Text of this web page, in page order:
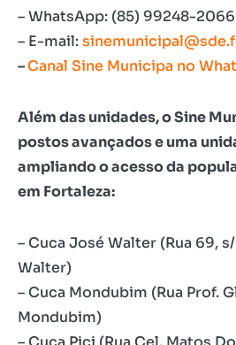
– WhatsApp: (85) 99248-2066
– E-mail:
–Canal Sine Municipa no
Além das unidades, o Sine
postos avançados e uma
ampliando o acesso da
em Fortaleza:
– Cuca José Walter (Rua 69,
Walter)
– Cuca Mondubim (Rua Prof.
Mondubim)